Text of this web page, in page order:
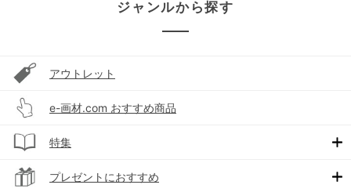
ジャンルから探す
アウトレット
e-画材.com おすすめ商品
特集
プレゼントにおすすめ